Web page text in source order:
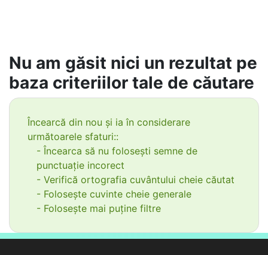
Nu am găsit nici un rezultat pe
baza criteriilor tale de căutare
Încearcă din nou și ia în considerare
următoarele sfaturi::
- Încearca să nu folosești semne de
punctuație incorect
- Verifică ortografia cuvântului cheie căutat
- Folosește cuvinte cheie generale
- Folosește mai puține filtre